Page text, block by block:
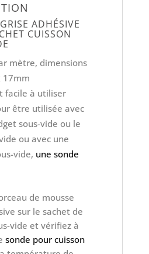
ADHÉSIVE
CUISSON
mètre, dimensions
17mm
facile à utiliser
être utilisée avec
sous-vide ou le
ou avec une
vide, une sonde
de mousse
sur le sachet de
vide et vérifiez à
sonde pour cuisson